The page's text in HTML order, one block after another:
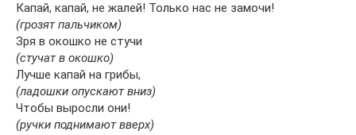
Капай, капай, не жалей! Только нас не замочи!
(грозят пальчиком)
Зря в окошко не стучи
(стучат в окошко)
Лучше капай на грибы,
(ладошки опускают вниз)
Чтобы выросли они!
(ручки поднимают вверх)